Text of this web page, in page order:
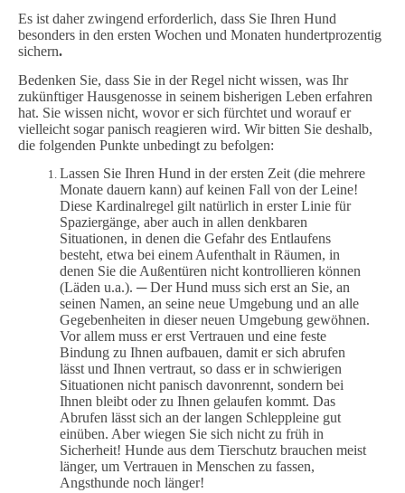
Es ist daher zwingend erforderlich, dass Sie Ihren Hund
besonders in den ersten Wochen und Monaten hundertprozentig
sichern.
Bedenken Sie, dass Sie in der Regel nicht wissen, was Ihr
zukünftiger Hausgenosse in seinem bisherigen Leben erfahren
hat. Sie wissen nicht, wovor er sich fürchtet und worauf er
vielleicht sogar panisch reagieren wird. Wir bitten Sie deshalb,
die folgenden Punkte unbedingt zu befolgen:
Lassen Sie Ihren Hund in der ersten Zeit (die mehrere
Monate dauern kann) auf keinen Fall von der Leine!
Diese Kardinalregel gilt natürlich in erster Linie für
Spaziergänge, aber auch in allen denkbaren
Situationen, in denen die Gefahr des Entlaufens
besteht, etwa bei einem Aufenthalt in Räumen, in
denen Sie die Außentüren nicht kontrollieren können
(Läden u.a.). ─ Der Hund muss sich erst an Sie, an
seinen Namen, an seine neue Umgebung und an alle
Gegebenheiten in dieser neuen Umgebung gewöhnen.
Vor allem muss er erst Vertrauen und eine feste
Bindung zu Ihnen aufbauen, damit er sich abrufen
lässt und Ihnen vertraut, so dass er in schwierigen
Situationen nicht panisch davonrennt, sondern bei
Ihnen bleibt oder zu Ihnen gelaufen kommt. Das
Abrufen lässt sich an der langen Schleppleine gut
einüben. Aber wiegen Sie sich nicht zu früh in
Sicherheit! Hunde aus dem Tierschutz brauchen meist
länger, um Vertrauen in Menschen zu fassen,
Angsthunde noch länger!